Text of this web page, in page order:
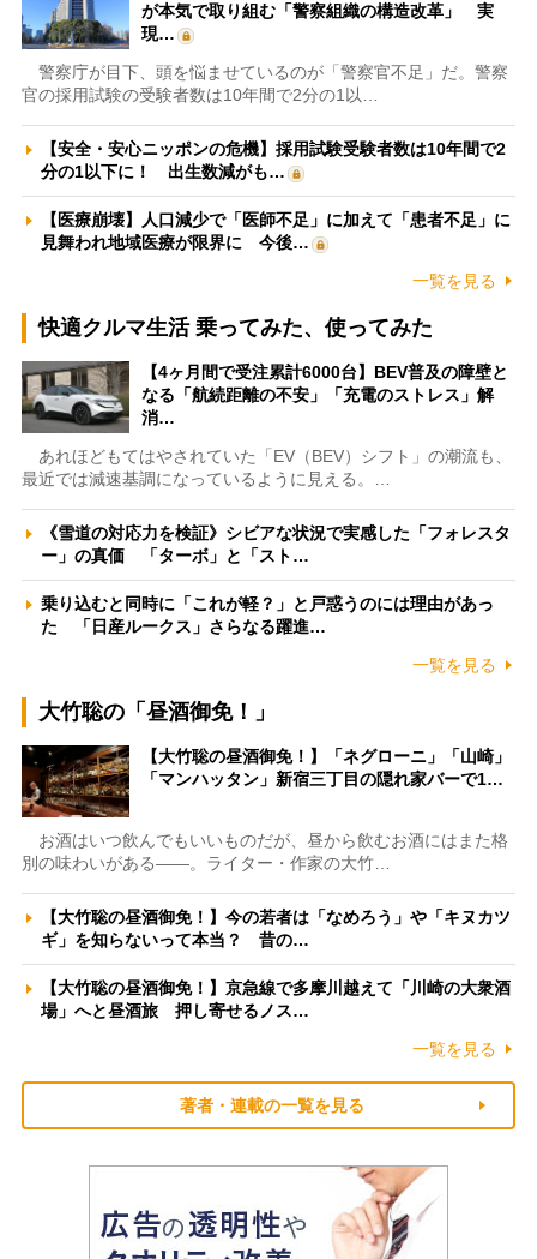
が本気で取り組む「警察組織の構造改革」 実
現…
警察庁が目下、頭を悩ませているのが「警察官不足」だ。警察
官の採用試験の受験者数は10年間で2分の1以…
【安全・安心ニッポンの危機】採用試験受験者数は10年間で2
分の1以下に！ 出生数減がも…
【医療崩壊】人口減少で「医師不足」に加えて「患者不足」に
見舞われ地域医療が限界に 今後…
一覧を見る
快適クルマ生活 乗ってみた、使ってみた
【4ヶ月間で受注累計6000台】BEV普及の障壁と
なる「航続距離の不安」「充電のストレス」解
消…
あれほどもてはやされていた「EV（BEV）シフト」の潮流も、
最近では減速基調になっているように見える。…
《雪道の対応力を検証》シビアな状況で実感した「フォレスタ
ー」の真価 「ターボ」と「スト…
乗り込むと同時に「これが軽？」と戸惑うのには理由があっ
た 「日産ルークス」さらなる躍進…
一覧を見る
大竹聡の「昼酒御免！」
【大竹聡の昼酒御免！】「ネグローニ」「山崎」
「マンハッタン」新宿三丁目の隠れ家バーで1…
お酒はいつ飲んでもいいものだが、昼から飲むお酒にはまた格
別の味わいがある――。ライター・作家の大竹…
【大竹聡の昼酒御免！】今の若者は「なめろう」や「キヌカツ
ギ」を知らないって本当？ 昔の…
【大竹聡の昼酒御免！】京急線で多摩川越えて「川崎の大衆酒
場」へと昼酒旅 押し寄せるノス…
一覧を見る
著者・連載の一覧を見る